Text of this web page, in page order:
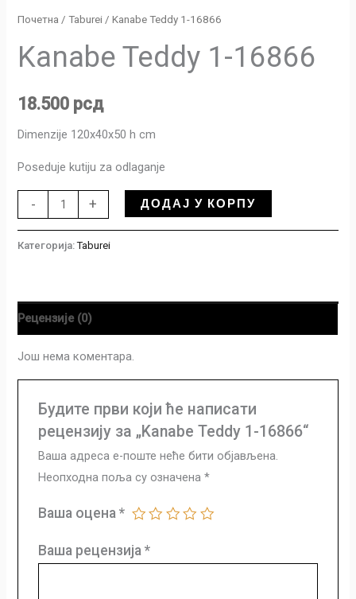
Почетна /Taburei / Kanabe Teddy 1-16866
Kanabe Teddy 1-16866
18.500 рсд
Dimenzije 120x40x50 h cm
Poseduje kutiju za odlaganje
- + ДОДАЈ У КОРПУ
Категорија:Taburei
Рецензије (0)
Још нема коментара.
Будите први који ће написати
рецензију за „Kanabe Teddy 1-16866“
Ваша адреса е-поште неће бити објављена.
Неопходна поља су означена *
Ваша оцена *
Ваша рецензија *